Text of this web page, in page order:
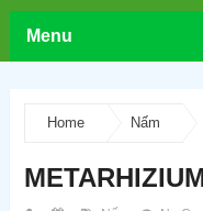
Menu
Home Nấm